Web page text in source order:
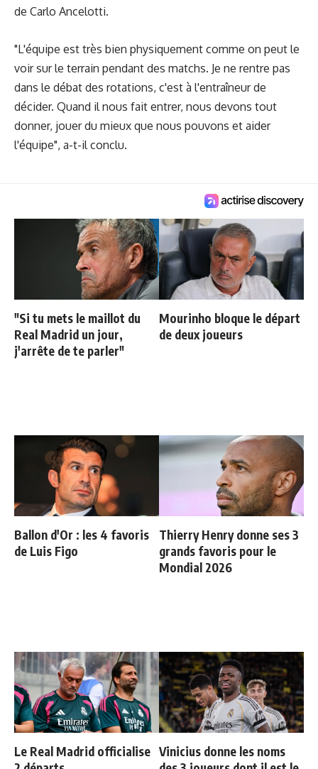
de Carlo Ancelotti.
"L'équipe est très bien physiquement comme on peut le
voir sur le terrain pendant des matchs. Je ne rentre pas
dans le débat des rotations, c'est à l'entraîneur de
décider. Quand il nous fait entrer, nous devons tout
donner, jouer du mieux que nous pouvons et aider
l'équipe", a-t-il conclu.
"Si tu mets le maillot du
Real Madrid un jour,
j'arrête de te parler"
Mourinho bloque le départ
de deux joueurs
Ballon d'Or : les 4 favoris
de Luis Figo
Thierry Henry donne ses 3
grands favoris pour le
Mondial 2026
Le Real Madrid officialise Vinicius donne les noms